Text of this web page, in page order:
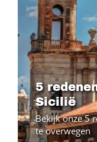
5
Sicilië
Bekijk onze 5
te overwegen